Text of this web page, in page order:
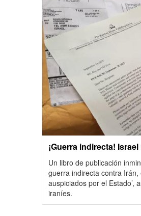
¡Guerra indirecta!
Un libro de publicación
guerra indirecta contra Irán,
auspiciados por el Estado’,
iraníes.